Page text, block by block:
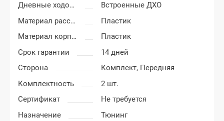
Дневные ходовые огни
Встроенные ДХО
Материал рассеивателя
Пластик
Материал корпуса
Пластик
Срок гарантии
14 дней
Сторона
Комплект, Передняя
Комплектность
2 шт.
Сертификат
Не требуется
Назначение
Тюнинг